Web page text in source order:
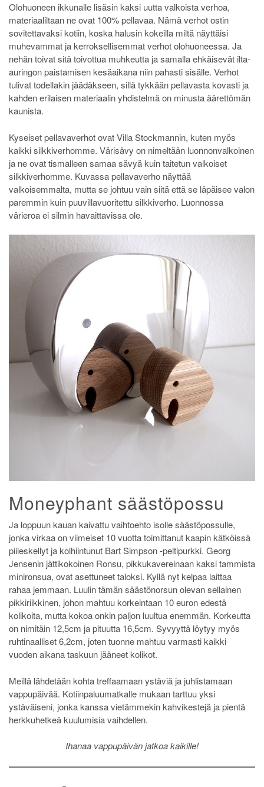
Olohuoneen ikkunalle lisäsin kaksi uutta valkoista verhoa,
materiaaliltaan ne ovat 100% pellavaa. Nämä verhot ostin
sovitettavaksi kotiin, koska halusin kokeilla miltä näyttäisi
muhevammat ja kerroksellisemmat verhot olohuoneessa. Ja
nehän toivat sitä toivottua muhkeutta ja samalla ehkäisevät ilta-
auringon paistamisen kesäaikana niin pahasti sisälle. Verhot
tulivat todellakin jäädäkseen, sillä tykkään pellavasta kovasti ja
kahden erilaisen materiaalin yhdistelmä on minusta äärettömän
kaunista.
Kyseiset pellavaverhot ovat Villa Stockmannin, kuten myös
kaikki silkkiverhomme. Värisävy on nimeltään luonnonvalkoinen
ja ne ovat tismalleen samaa sävyä kuin taitetun valkoiset
silkkiverhomme. Kuvassa pellavaverho näyttää
valkoisemmalta, mutta se johtuu vain siitä että se läpäisee valon
paremmin kuin puuvillavuoritettu silkkiverho. Luonnossa
värieroa ei silmin havaittavissa ole.
Moneyphant säästöpossu
Ja loppuun kauan kaivattu vaihtoehto isolle säästöpossulle,
jonka virkaa on viimeiset 10 vuotta toimittanut kaapin kätköissä
piileskellyt ja kolhiintunut Bart Simpson -peltipurkki. Georg
Jensenin jättikokoinen Ronsu, pikkukavereinaan kaksi tammista
minironsua, ovat asettuneet taloksi. Kyllä nyt kelpaa laittaa
rahaa jemmaan. Luulin tämän säästönorsun olevan sellainen
pikkiriikkinen, johon mahtuu korkeintaan 10 euron edestä
kolikoita, mutta kokoa onkin paljon luultua enemmän. Korkeutta
on nimitäin 12,5cm ja pituutta 16,5cm. Syvyyttä löytyy myös
ruhtinaalliset 6,2cm, joten tuonne mahtuu varmasti kaikki
vuoden aikana taskuun jääneet kolikot.
Meillä lähdetään kohta treffaamaan ystäviä ja juhlistamaan
vappupäivää. Kotiinpaluumatkalle mukaan tarttuu yksi
ystäväiseni, jonka kanssa vietämmekin kahvikestejä ja pientä
herkkuhetkeä kuulumisia vaihdellen.
Ihanaa vappupäivän jatkoa kaikille!